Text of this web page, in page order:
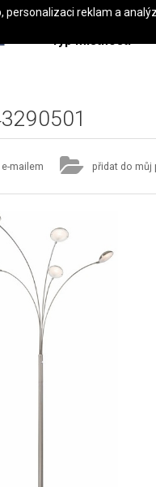
Typ místnosti
mailem přidat do můj
personalizaci reklam a